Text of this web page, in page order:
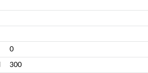
0
300